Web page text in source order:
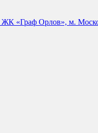
ЖК «Граф Орлов», м.